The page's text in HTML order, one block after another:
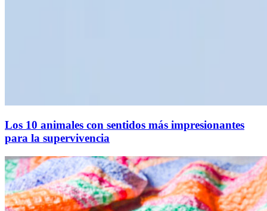
Los 10 animales con sentidos más impresionantes
para la supervivencia